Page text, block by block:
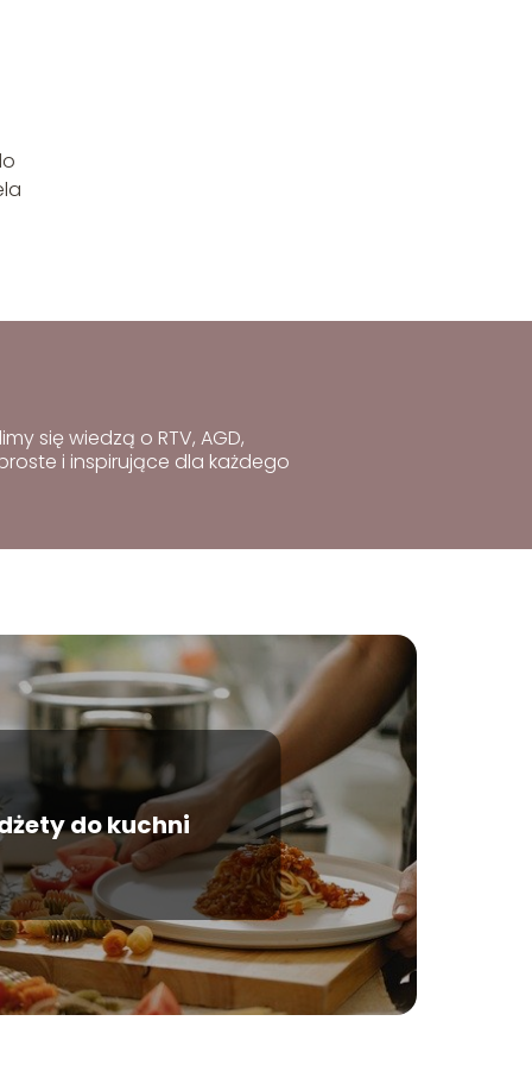
się wiedzą o RTV, AGD,
i inspirujące dla każdego
do kuchni